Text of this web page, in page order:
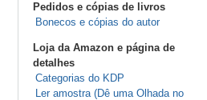
Pedidos e cópias de livros
Bonecos e cópias do autor
Loja da Amazon e página de
detalhes
Categorias do KDP
Ler amostra (Dê uma Olhada no